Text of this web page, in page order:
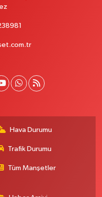
Hava Durumu
Trafik Durumu
Tüm Manşetler